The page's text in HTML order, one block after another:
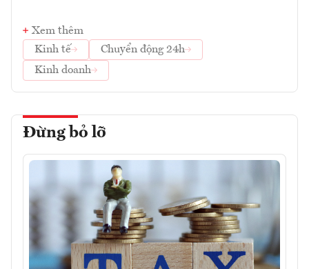
Xem thêm
Kinh tế
Chuyển động 24h
Kinh doanh
Đừng bỏ lỡ